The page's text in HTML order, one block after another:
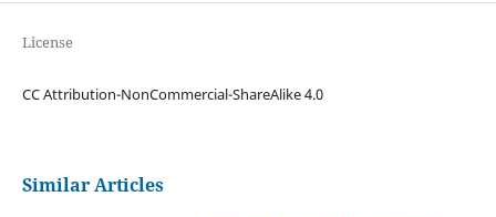
License
CC Attribution-NonCommercial-ShareAlike 4.0
Similar Articles